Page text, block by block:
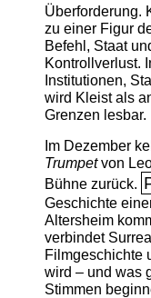
Überforderung.
zu einer Figur
Befehl, Staat
Kontrollverlust.
Institutionen,
wird Kleist als
Grenzen lesbar.
Im Dezember
Trumpetvon
Bühne zurück.
Geschichte
Altersheim
verbindet
Filmgeschichte
wird – und was
Stimmen